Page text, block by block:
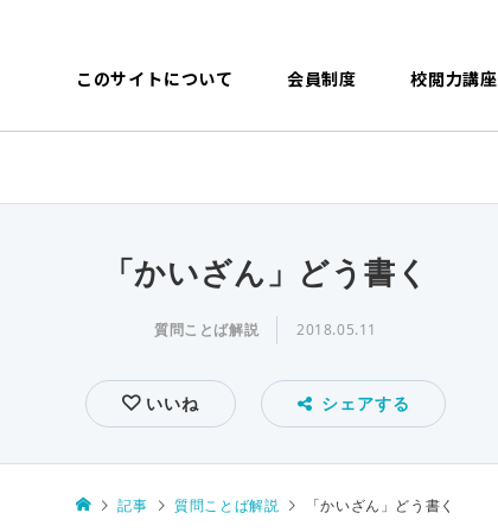
このサイトについて 会員制度 校閲力講座
「かいざん」どう書く
質問ことば解説 2018.05.11
いいね シェアする
記事 質問ことば解説 「かいざん」どう書く